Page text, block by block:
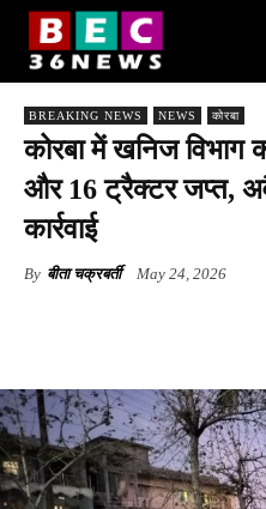
BREAKING NEWS NEWS कोरबा
कोरबा में खनिज विभाग
और 16 ट्रैक्टर जप्त,
कार्रवाई
By बीता चक्रबर्ती May 24, 2026